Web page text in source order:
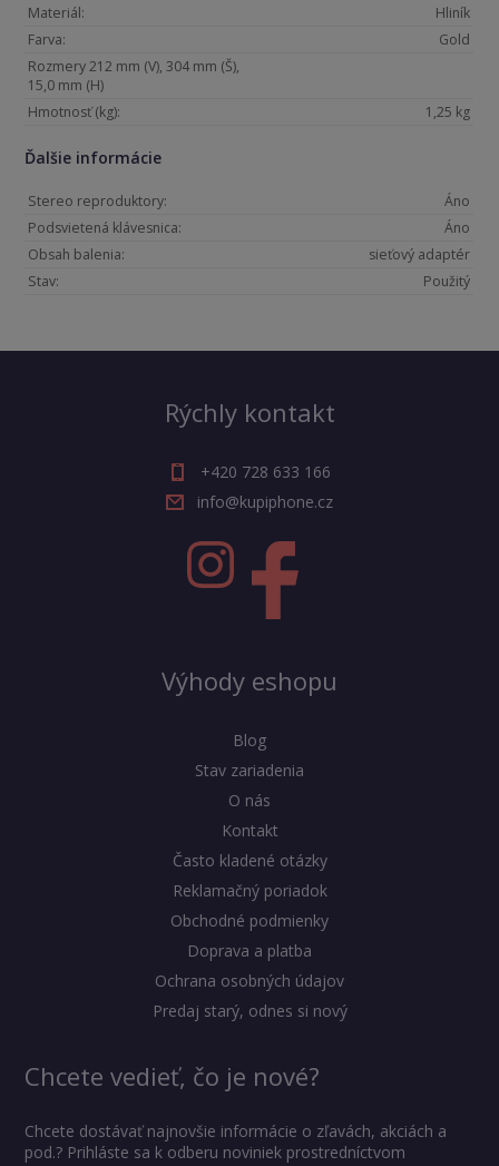
Materiál:
Hliník
Farva:
Gold
Rozmery 212 mm (V), 304 mm (Š),
15,0 mm (H)
Hmotnosť (kg):
1,25 kg
Ďalšie informácie
Stereo reproduktory:
Áno
Podsvietená klávesnica:
Áno
Obsah balenia:
sieťový adaptér
Stav:
Použitý
Rýchly kontakt
+420 728 633 166
info@kupiphone.cz
Výhody eshopu
Blog
Stav zariadenia
O nás
Kontakt
Často kladené otázky
Reklamačný poriadok
Obchodné podmienky
Doprava a platba
Ochrana osobných údajov
Predaj starý, odnes si nový
Chcete vedieť, čo je nové?
Chcete dostávať najnovšie informácie o zľavách, akciách a
pod.? Prihláste sa k odberu noviniek prostredníctvom